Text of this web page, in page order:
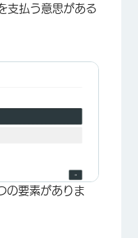
支払う意思がある
の要素がありま